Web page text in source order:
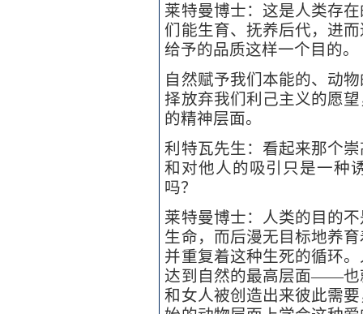
莱特曼博士：这是人类存
们能生育、抚养后代，进
给予的品质这样一个目的。
自然赋予我们本能的、动
择放弃我们利己主义的愿
的精神层面。
利特瓦先生：看起来那个
和对他人的吸引只是一种
吗？
莱特曼博士：人类的目的
生命，而后漫无目标地养
并重复着这种生死的循环
达到自然的最高层面——也
和女人被创造出来彼此需